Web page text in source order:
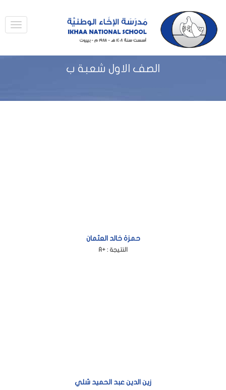
الصف الاول شعبة ب
حمزة خالد العثمان
A+ : النتيجة
زين الدين عبد الحميد شلي